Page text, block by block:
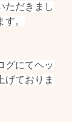
ただきまし
。
グにてヘッ
げておりま